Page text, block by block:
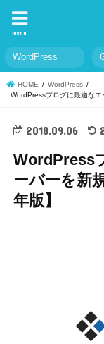
menu
WordPress
HOME
WordPress
WordPressブログに最適なエ
2018.09.06
WordPress
ーバーを新
年版】